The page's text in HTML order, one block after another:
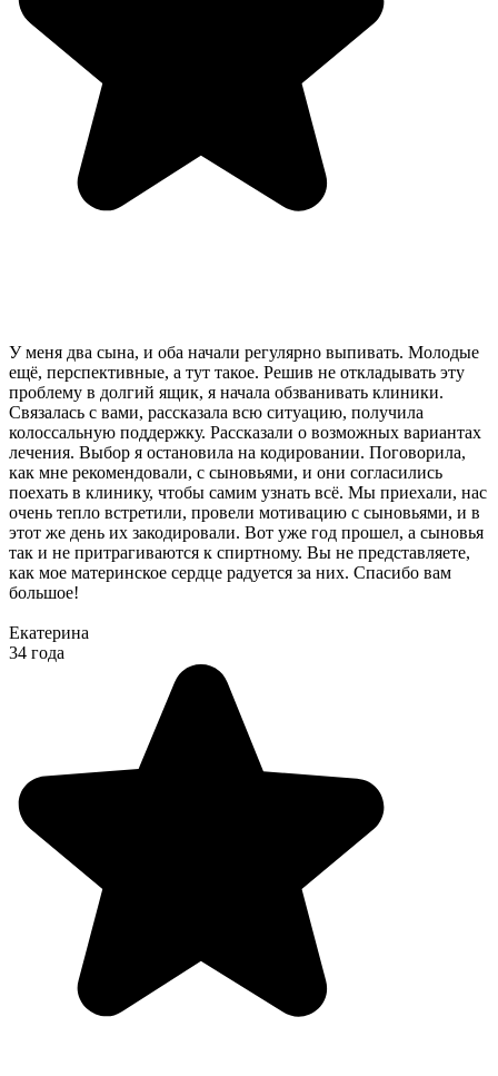
У меня два сына, и оба начали регулярно выпивать. Молодые
ещё, перспективные, а тут такое. Решив не откладывать эту
проблему в долгий ящик, я начала обзванивать клиники.
Связалась с вами, рассказала всю ситуацию, получила
колоссальную поддержку. Рассказали о возможных вариантах
лечения. Выбор я остановила на кодировании. Поговорила,
как мне рекомендовали, с сыновьями, и они согласились
поехать в клинику, чтобы самим узнать всё. Мы приехали, нас
очень тепло встретили, провели мотивацию с сыновьями, и в
этот же день их закодировали. Вот уже год прошел, а сыновья
так и не притрагиваются к спиртному. Вы не представляете,
как мое материнское сердце радуется за них. Спасибо вам
большое!
Екатерина
34 года